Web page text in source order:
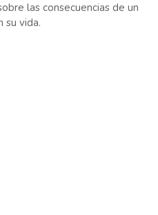
las consecuencias de un
su vida.